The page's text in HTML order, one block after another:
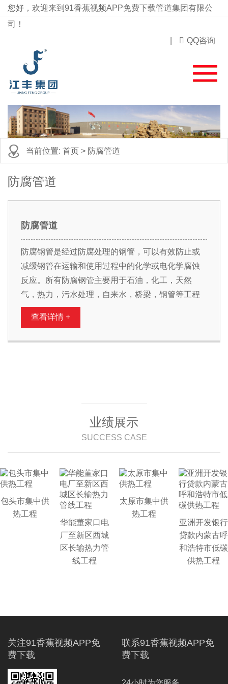
您好，欢迎来到91香蕉视频APP免费下载管道集团有限公
司！
QQ咨询
当前位置: 首页 > 防腐管道
防腐管道
防腐管道
防腐钢管是经过防腐处理的钢管，可以有效防止或
减缓钢管在运输和使用过程中的化学或电化学腐蚀
反应。所有防腐钢管主要用于石油，化工，天然
气，热力，污水处理，自来水，桥梁，钢管等工程
查看详情 +
业绩展示
SUCCESS CASE
包头市集中供
热工程
华能董家口电
厂至新区西城
区长输热力管
线工程
太原市集中供
热工程
亚洲开发银行
贷款内蒙古呼
和浩特市低碳
供热工程
关注91香蕉视频APP免
费下载
联系91香蕉视频APP免
费下载